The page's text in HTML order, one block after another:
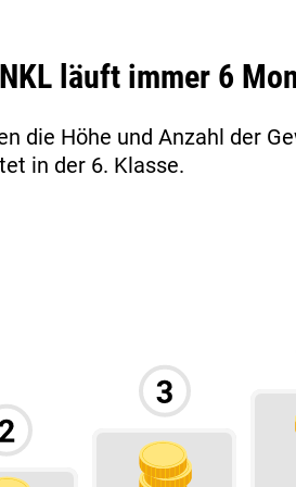
Sie haben Fragen?
Antworten. Hilfreiche
Informationen rund
Lotterie - zu
Themengebieten
läuft immer 6
die Höhe und Anzahl der
in der 6. Klasse.